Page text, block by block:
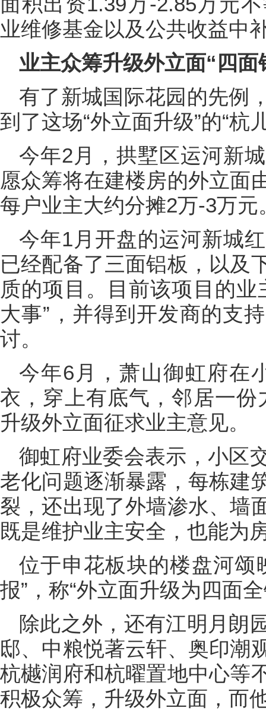
业维修基金以及公共收益中
业主众筹升级外立面“四面
有了新城国际花园的先例
到了这场“外立面升级”的“杭
今年2月，拱墅区运河新
愿众筹将在建楼房的外立面
每户业主大约分摊2万-3万元
今年1月开盘的运河新城
已经配备了三面铝板，以及
质的项目。目前该项目的
大事”，并得到开发商的支
讨。
今年6月，萧山御虹府在
衣，穿上有底气，邻居一份
升级外立面征求业主意见。
御虹府业委会表示，小区
老化问题逐渐暴露，每栋建
裂，还出现了外墙渗水、墙
既是维护业主安全，也能为
位于申花板块的楼盘河颂
报”，称“外立面升级为四面
除此之外，还有江明月朗
邸、中粮悦著云轩、奥印潮
杭樾润府和杭曜置地中心等
积极众筹，升级外立面，而